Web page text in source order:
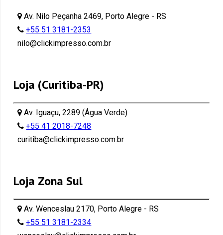
Av. Nilo Peçanha 2469, Porto Alegre - RS
+55 51 3181-2353
nilo@clickimpresso.com.br
Loja (Curitiba-PR)
Av. Iguaçu, 2289 (Água Verde)
+55 41 2018-7248
curitiba@clickimpresso.com.br
Loja Zona Sul
Av. Wenceslau 2170, Porto Alegre - RS
+55 51 3181-2334